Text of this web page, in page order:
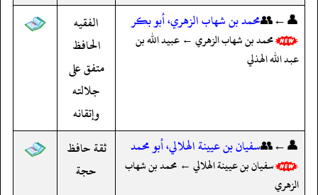
👤←👥محمد بن شهاب الزهري، أبو بكر
محمد بن شهاب الزهري ← عبيد الله بن
عبد الله الهذلي
الفقيه
الحافظ
متفق على
جلالته
وإتقانه
👤←👥سفيان بن عيينة الهلالي، أبو محمد
سفيان بن عيينة الهلالي ← محمد بن شهاب
الزهري
ثقة حافظ
حجة